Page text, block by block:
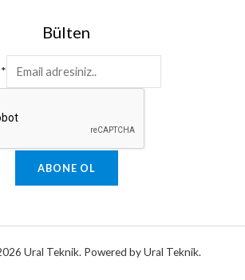
Bülten
*
ABONE OL
Ural Teknik. Powered by Ural Teknik.